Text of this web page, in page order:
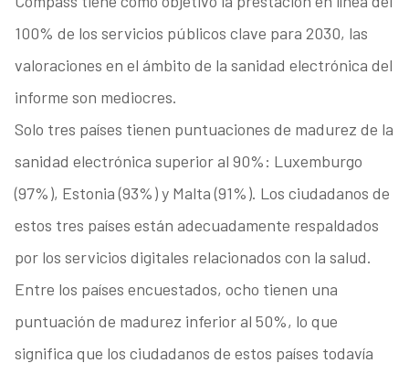
100% de los servicios públicos clave para 2030, las
valoraciones en el ámbito de la sanidad electrónica del
informe son mediocres.
Solo tres países tienen puntuaciones de madurez de la
sanidad electrónica superior al 90%: Luxemburgo
(97%), Estonia (93%) y Malta (91%). Los ciudadanos de
estos tres países están adecuadamente respaldados
por los servicios digitales relacionados con la salud.
Entre los países encuestados, ocho tienen una
puntuación de madurez inferior al 50%, lo que
significa que los ciudadanos de estos países todavía